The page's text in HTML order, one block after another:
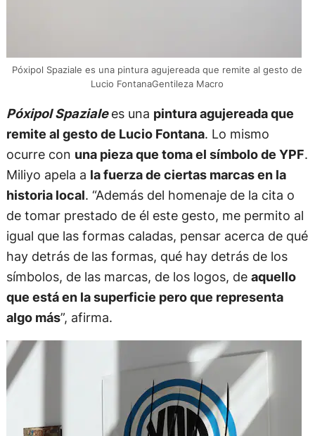
Póxipol Spaziale es una pintura agujereada que remite al gesto de
Lucio FontanaGentileza Macro
Póxipol Spaziale es una pintura agujereada que
remite al gesto de Lucio Fontana. Lo mismo
ocurre con una pieza que toma el símbolo de YPF.
Miliyo apela a la fuerza de ciertas marcas en la
historia local. “Además del homenaje de la cita o
de tomar prestado de él este gesto, me permito al
igual que las formas caladas, pensar acerca de qué
hay detrás de las formas, qué hay detrás de los
símbolos, de las marcas, de los logos, de aquello
que está en la superficie pero que representa
algo más”, afirma.